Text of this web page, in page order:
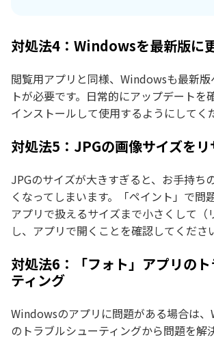
対処法4：Windowsを最新版に
閲覧用アプリと同様、Windowsも最新版
トが必要です。日常的にアップデートを
インストールして使用するようにしてく
対処法5：JPGの画像サイズをリ
JPGのサイズが大きすぎると、お手持ち
くなってしまいます。「ペイント」で問
アプリで扱えるサイズまで小さくして（
し、アプリで開くことを確認してくださ
対処法6：「フォト」アプリの
ティング
Windowsのアプリに問題がある場合は
のトラブルシューティングから問題を解